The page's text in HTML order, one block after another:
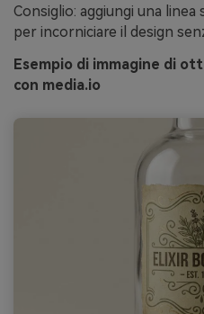
Consiglio: aggiungi una
per incorniciare il design
Esempio di immagine di
con media.io